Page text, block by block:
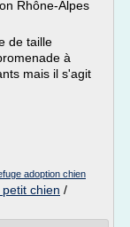
Rhône-Alpes
de taille
à
mais il s'agit
adoption chien
chien /